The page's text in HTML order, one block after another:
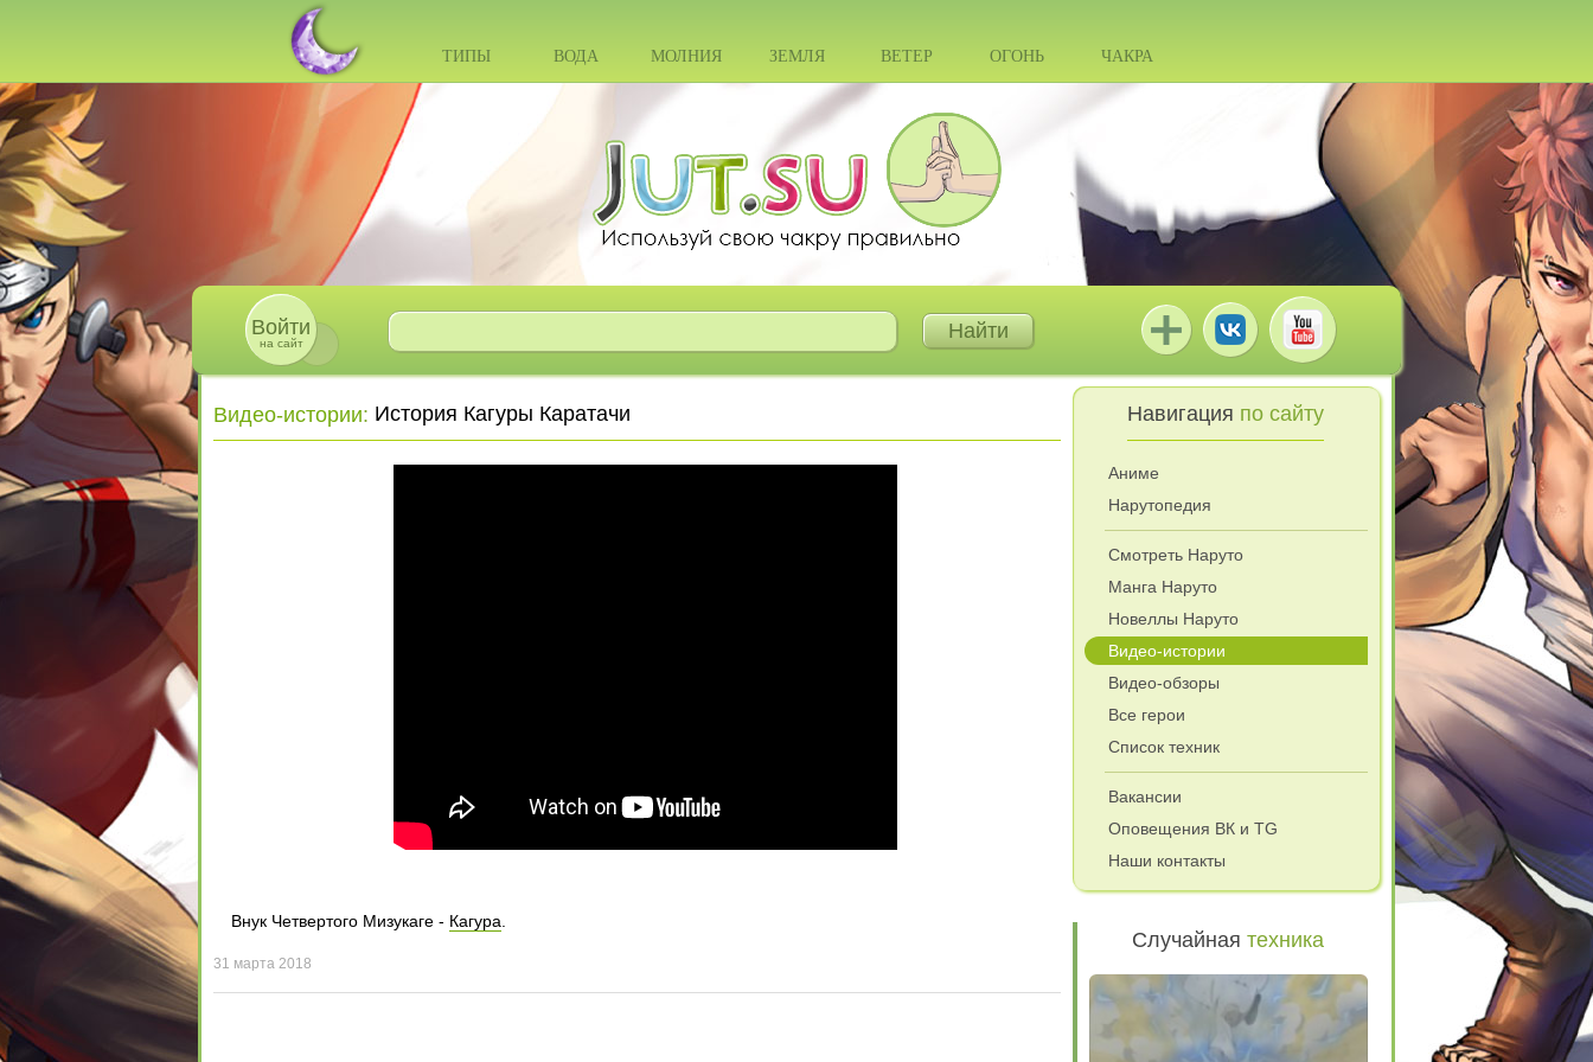
ТИПЫ ВОДА МОЛНИЯ ЗЕМЛЯ ВЕТЕР ОГОНЬ ЧАКРА
Войти
на сайт
Видео-истории: История Кагуры Каратачи
Внук Четвертого Мизукаге - Кагура
31 марта 2018
Навигация по сайту
Аниме
Нарутопедия
Смотреть Наруто
Манга Наруто
Новеллы Наруто
Видео-истории
Видео-обзоры
Все герои
Список техник
Вакансии
Оповещения ВК и TG
Наши контакты
Случайнаятехника